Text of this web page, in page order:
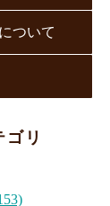
ついて
ゴリ